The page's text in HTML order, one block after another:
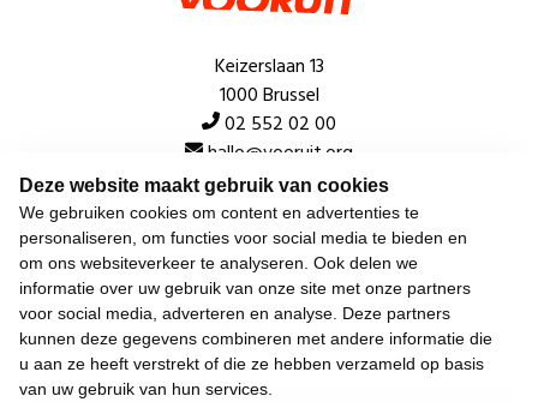
Deze website maakt gebruik van cookies
We gebruiken cookies om content en advertenties te
personaliseren, om functies voor social media te bieden en
om ons websiteverkeer te analyseren. Ook delen we
informatie over uw gebruik van onze site met onze partners
voor social media, adverteren en analyse. Deze partners
kunnen deze gegevens combineren met andere informatie die
u aan ze heeft verstrekt of die ze hebben verzameld op basis
van uw gebruik van hun services.
Keizerslaan 13
1000 Brussel
02 552 02 00
hallo@vooruit.org
Snel
Over de beweging
Algemeen